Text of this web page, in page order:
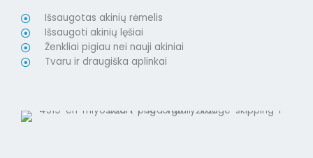
Išsaugotas akinių rėmelis
Išsaugoti akinių lęšiai
Ženkliai pigiau nei nauji akiniai
Tvaru ir draugiška aplinkai